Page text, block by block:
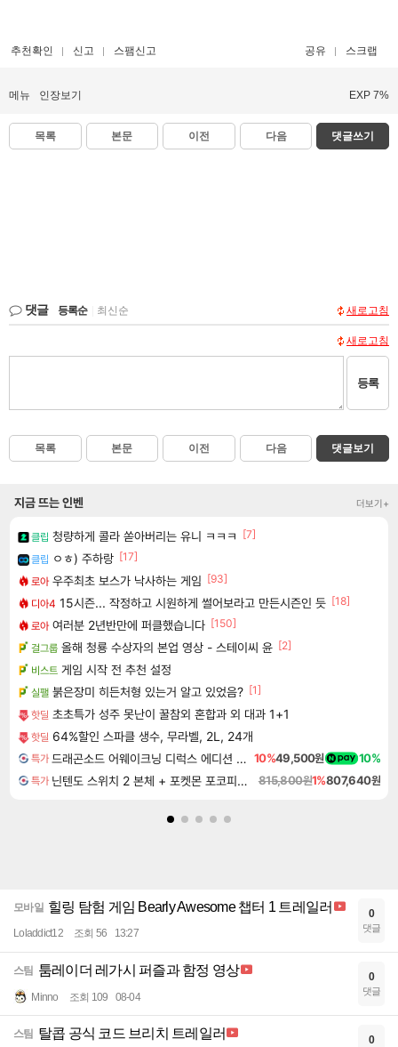
추천확인 신고 스팸신고 공유 스크랩
메뉴 인장보기 EXP 7%
목록 본문 이전 다음 댓글쓰기
댓글 등록순 최신순 새로고침
새로고침
등록
목록 본문 이전 다음 댓글보기
지금 뜨는 인벤 더보기+
클립 청량하게 콜라 쏟아버리는 유니 ㅋㅋㅋ
[7]
클립 ㅇㅎ) 주하랑 [17]
로아 우주최초 보스가 낙사하는 게임 [93]
디아4 15시즌... 작정하고 시원하게 썰어보라고 만든시즌인 듯 [18]
로아 여러분 2년반만에 퍼클했습니다 [150]
걸그룹 올해 청룡 수상자의 본업 영상 - 스테이씨 윤 [2]
비스트 게임 시작 전 추천 설정
실팰 붉은장미 히든처형 있는거 알고 있었음? [1]
핫딜 초초특가 성주 못난이 꿀참외 혼합과 외 대과 1+1
핫딜 64%할인 스파클 생수, 무라벨, 2L, 24개
특가 드래곤소드 어웨이크닝 디럭스 에디션 DragonSword Awakening Deluxe Edition 10%49,500원 10%
특가 닌텐도 스위치 2 본체 + 포켓몬 포코피아 + 포켓몬스터 레전드 ZA 닌텐도 스위치 2 에디션 번들 815,800원1%807,640원
모바일 힐링 탐험 게임 Bearly Awesome 챕터 1 트레일러
Loladdict12 조회 56 13:27
0
댓글
스팀 툼레이더 레가시 퍼즐과 함정 영상
Minno 조회 109 08-04
0
댓글
스팀 탈콥 공식 코드 브리치 트레일러 0